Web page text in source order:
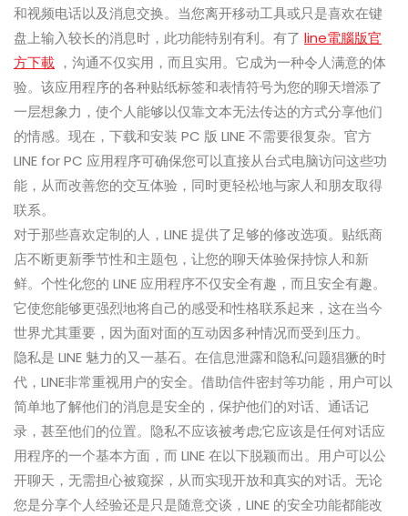
和视频电话以及消息交换。当您离开移动工具或只是喜欢在键
盘上输入较长的消息时，此功能特别有利。有了 line電腦版官
方下載 ，沟通不仅实用，而且实用。它成为一种令人满意的体
验。该应用程序的各种贴纸标签和表情符号为您的聊天增添了
一层想象力，使个人能够以仅靠文本无法传达的方式分享他们
的情感。现在，下载和安装 PC 版 LINE 不需要很复杂。官方
LINE for PC 应用程序可确保您可以直接从台式电脑访问这些功
能，从而改善您的交互体验，同时更轻松地与家人和朋友取得
联系。
对于那些喜欢定制的人，LINE 提供了足够的修改选项。贴纸商
店不断更新季节性和主题包，让您的聊天体验保持惊人和新
鲜。个性化您的 LINE 应用程序不仅安全有趣，而且安全有趣。
它使您能够更强烈地将自己的感受和性格联系起来，这在当今
世界尤其重要，因为面对面的互动因多种情况而受到压力。
隐私是 LINE 魅力的又一基石。在信息泄露和隐私问题猖獗的时
代，LINE非常重视用户的安全。借助信件密封等功能，用户可以
简单地了解他们的消息是安全的，保护他们的对话、通话记
录，甚至他们的位置。隐私不应该被考虑;它应该是任何对话应
用程序的一个基本方面，而 LINE 在以下脱颖而出。用户可以公
开聊天，无需担心被窥探，从而实现开放和真实的对话。无论
您是分享个人经验还是只是随意交谈，LINE 的安全功能都能改